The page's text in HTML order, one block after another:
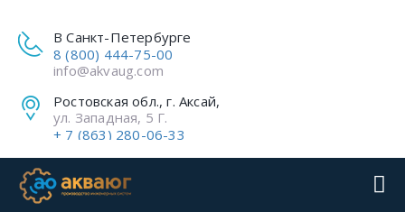
В Санкт-Петербурге
8 (800) 444-75-00
info@akvaug.com
Ростовская обл., г. Аксай,
ул. Западная, 5 Г.
+ 7 (863) 280-06-33